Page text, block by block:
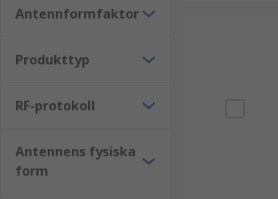
Antennformfaktor
Produkttyp
RF-protokoll
Antennens fysiska
form